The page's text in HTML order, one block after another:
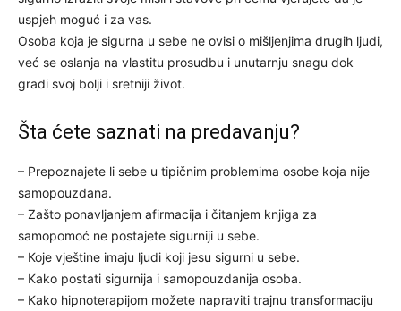
uspjeh moguć i za vas.
Osoba koja je sigurna u sebe ne ovisi o mišljenjima drugih ljudi,
već se oslanja na vlastitu prosudbu i unutarnju snagu dok
gradi svoj bolji i sretniji život.
Šta ćete saznati na predavanju?
– Prepoznajete li sebe u tipičnim problemima osobe koja nije
samopouzdana.
– Zašto ponavljanjem afirmacija i čitanjem knjiga za
samopomoć ne postajete sigurniji u sebe.
– Koje vještine imaju ljudi koji jesu sigurni u sebe.
– Kako postati sigurnija i samopouzdanija osoba.
– Kako hipnoterapijom možete napraviti trajnu transformaciju